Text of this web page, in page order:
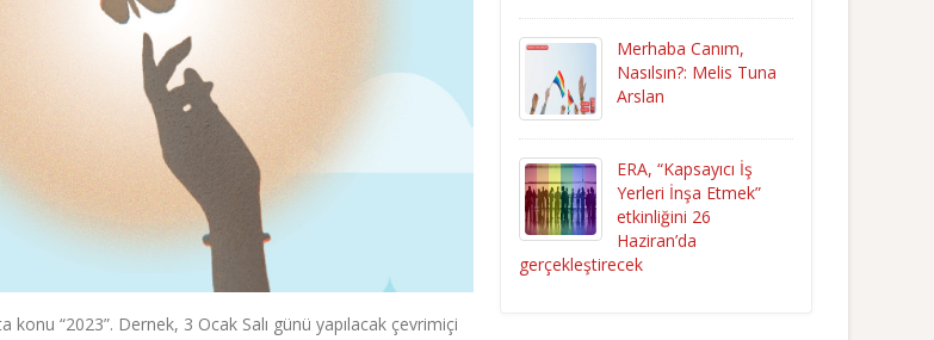
“2023”. Dernek, 3 Ocak Salı günü yapılacak çevrimiçi
Merhaba Canım,
Nasılsın?: Melis Tuna
Arslan
ERA, “Kapsayıcı İş
Yerleri İnşa Etmek”
etkinliğini 26
Haziran’da
gerçekleştirecek